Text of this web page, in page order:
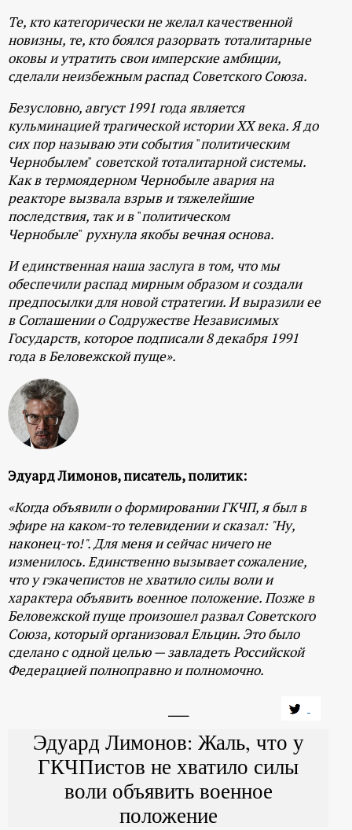
Те, кто категорически не желал качественной
новизны, те, кто боялся разорвать тоталитарные
оковы и утратить свои имперские амбиции,
сделали неизбежным распад Советского Союза.
Безусловно, август 1991 года является
кульминацией трагической истории XX века. Я до
сих пор называю эти события"политическим
Чернобылем" советской тоталитарной системы.
Как в термоядерном Чернобылеавария на
реакторе вызвала взрыв и тяжелейшие
последствия, так и в"политическом
Чернобыле" рухнула якобы вечная основа.
И единственная наша заслуга в том, что мы
обеспечили распад мирным образом и создали
предпосылки для новой стратегии. И выразили ее
в Соглашении о Содружестве Независимых
Государств, которое подписали 8 декабря 1991
года в Беловежской пуще».
Эдуард Лимонов, писатель, политик:
«Когда объявили о формировании ГКЧП, я был в
эфире на каком-то телевидении и сказал: "Ну,
наконец-то!". Для меня и сейчас ничего не
изменилось. Единственно вызывает сожаление,
что у гэкачепистов не хватило силы воли и
характера объявить военное положение. Позже в
Беловежской пуще произошел развал Советского
Союза, который организовал Ельцин. Это было
сделано с одной целью — завладеть Российской
Федерацией полноправно и полномочно.
Эдуард Лимонов: Жаль, что у
ГКЧПистов не хватило силы
воли объявить военное
положение